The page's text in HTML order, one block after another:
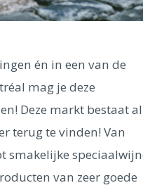
Dubai
Milaan
Venetië
Florence
Wenen Budapest
én in een van de
mag je deze
Deze markt bestaat al
terug te vinden! Van
smakelijke
van zeer goede